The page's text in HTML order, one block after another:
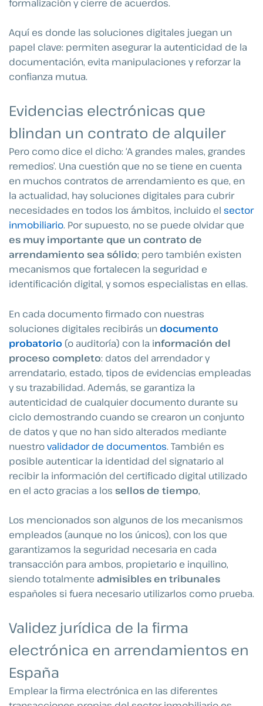
formalización y cierre de acuerdos.
Aquí es donde las soluciones digitales juegan un
papel clave: permiten asegurar la autenticidad de la
documentación, evita manipulaciones y reforzar la
confianza mutua.
Evidencias electrónicas que
blindan un contrato de alquiler
Pero como dice el dicho: ‘A grandes males, grandes
remedios’. Una cuestión que no se tiene en cuenta
en muchos contratos de arrendamiento es que, en
la actualidad, hay soluciones digitales para cubrir
necesidades en todos los ámbitos, incluido el sector
inmobiliario. Por supuesto, no se puede olvidar que
es muy importante que un contrato de
arrendamiento sea sólido; pero también existen
mecanismos que fortalecen la seguridad e
identificación digital, y somos especialistas en ellas.
En cada documento firmado con nuestras
soluciones digitales recibirás un documento
probatorio (o auditoría) con la información del
proceso completo: datos del arrendador y
arrendatario, estado, tipos de evidencias empleadas
y su trazabilidad. Además, se garantiza la
autenticidad de cualquier documento durante su
ciclo demostrando cuando se crearon un conjunto
de datos y que no han sido alterados mediante
nuestrovalidador de documentos. También es
posible autenticar la identidad del signatario al
recibir la información del certificado digital utilizado
en el acto gracias a los sellos de tiempo,
Los mencionados son algunos de los mecanismos
empleados (aunque no los únicos), con los que
garantizamos la seguridad necesaria en cada
transacción para ambos, propietario e inquilino,
siendo totalmente admisibles en tribunales
españoles si fuera necesario utilizarlos como prueba.
Validez jurídica de la firma
electrónica en arrendamientos en
España
Emplear la firma electrónica en las diferentes